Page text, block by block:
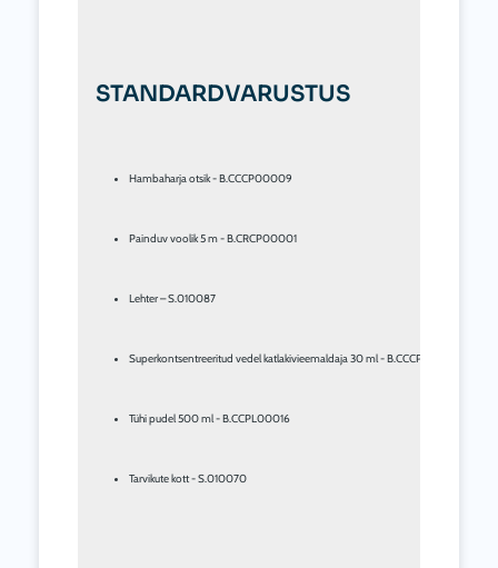
STANDARDVARUSTUS
Hambaharja otsik - B.CCCP00009
Painduv voolik 5 m - B.CRCP00001
Lehter – S.010087
Superkontsentreeritud vedel katlakivieemaldaja 30 ml - B.CCCP00008
Tühi pudel 500 ml - B.CCPL00016
Tarvikute kott - S.010070